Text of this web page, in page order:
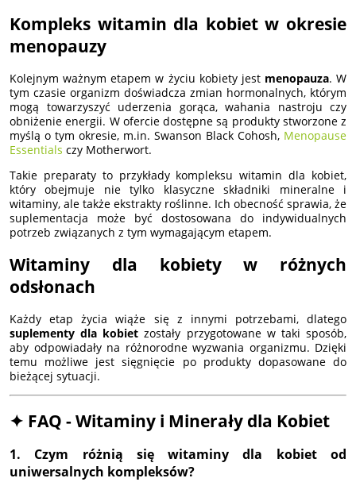
Kompleks witamin dla kobiet w okresie
menopauzy
Kolejnym ważnym etapem w życiu kobiety jest menopauza. W
tym czasie organizm doświadcza zmian hormonalnych, którym
mogą towarzyszyć uderzenia gorąca, wahania nastroju czy
obniżenie energii. W ofercie dostępne są produkty stworzone z
myślą o tym okresie, m.in. Swanson Black Cohosh, Menopause
Essentials czy Motherwort.
Takie preparaty to przykłady kompleksu witamin dla kobiet,
który obejmuje nie tylko klasyczne składniki mineralne i
witaminy, ale także ekstrakty roślinne. Ich obecność sprawia, że
suplementacja może być dostosowana do indywidualnych
potrzeb związanych z tym wymagającym etapem.
Witaminy dla kobiety w różnych
odsłonach
Każdy etap życia wiąże się z innymi potrzebami, dlatego
suplementy dla kobiet zostały przygotowane w taki sposób,
aby odpowiadały na różnorodne wyzwania organizmu. Dzięki
temu możliwe jest sięgnięcie po produkty dopasowane do
bieżącej sytuacji.
✦ FAQ - Witaminy i Minerały dla Kobiet
1. Czym różnią się witaminy dla kobiet od
uniwersalnych kompleksów?